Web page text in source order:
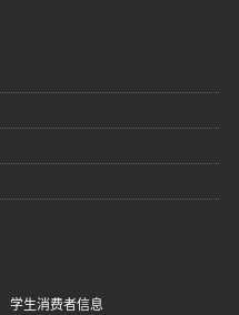
学生消费者信息